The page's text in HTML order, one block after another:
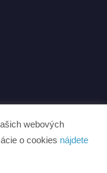
webových
o cookies nájdete